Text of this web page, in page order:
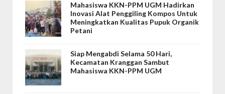
Mahasiswa KKN-PPM UGM Hadirkan
Inovasi Alat Penggiling Kompos Untuk
Meningkatkan Kualitas Pupuk Organik
Petani
Siap Mengabdi Selama 50 Hari,
Kecamatan Kranggan Sambut
Mahasiswa KKN-PPM UGM